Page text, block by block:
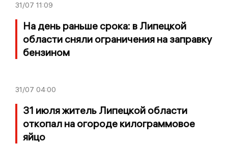
31/07 11:09
На день раньше срока: в Липецкой
области сняли ограничения на заправку
бензином
31/07 04:00
31 июля житель Липецкой области
откопал на огороде килограммовое
яйцо